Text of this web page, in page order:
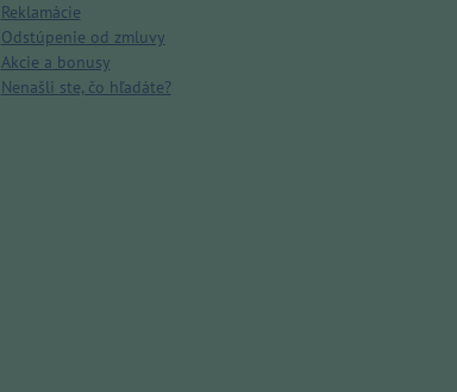
Reklamácie
Odstúpenie od zmluvy
Akcie a bonusy
Nenašli ste, čo hľadáte?